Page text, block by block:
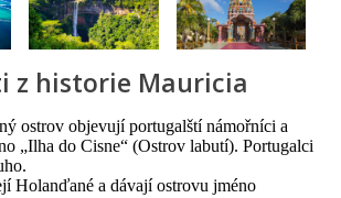
z historie Mauricia
ostrov objevují portugalští námořníci a
„Ilha do Cisne“ (Ostrov labutí). Portugalci
Holanďané a dávají ostrovu jméno